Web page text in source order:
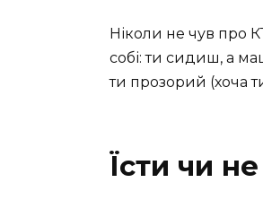
Ніколи не чув про
собі: ти сидиш, а
ти прозорий (хоча
Їсти чи